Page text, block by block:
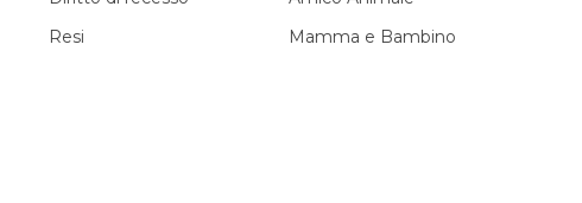
Resi
Mamma e Bambino